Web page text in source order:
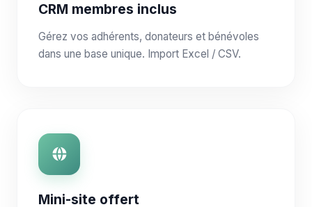
CRM membres inclus
Gérez vos adhérents, donateurs et bénévoles
dans une base unique. Import Excel / CSV.
Mini-site offert